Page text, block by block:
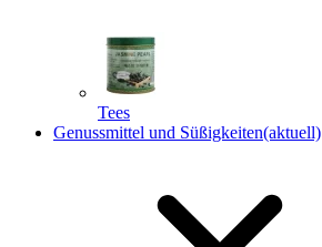
Tees
Genussmittel und Süßigkeiten(aktuell)